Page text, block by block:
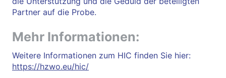
Partner auf die Probe.
Mehr Informationen:
Weitere Informationen zum HIC finden Sie hier:
https://hzwo.eu/hic/